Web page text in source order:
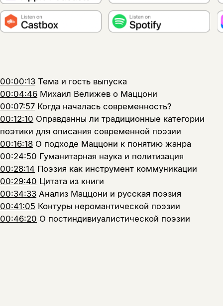
00:00:13 Тема и гость выпуска
00:04:46 Михаил Велижев о Маццони
00:07:57 Когда началась современность?
00:12:10 Оправданны ли традиционные категории
поэтики для описания современной поэзии
00:16:18 О подходе Маццони к понятию жанра
00:24:50 Гуманитарная наука и политизация
00:28:14 Поэзия как инструмент коммуникации
00:29:40 Цитата из книги
00:34:33 Анализ Маццони и русская поэзия
00:41:05 Контуры неромантической поэзии
00:46:20 О постиндивиуалистической поэзии